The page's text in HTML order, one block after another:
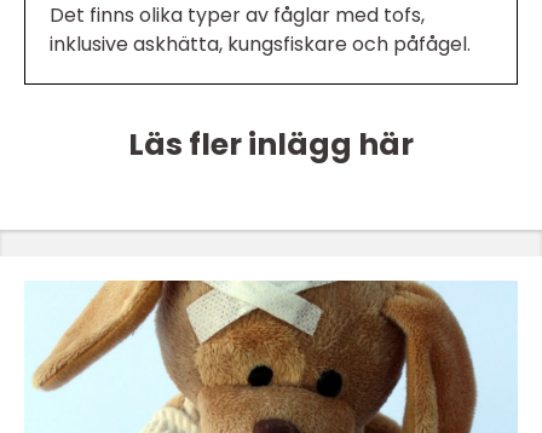
Det finns olika typer av fåglar med tofs,
inklusive askhätta, kungsfiskare och påfågel.
Läs fler inlägg här